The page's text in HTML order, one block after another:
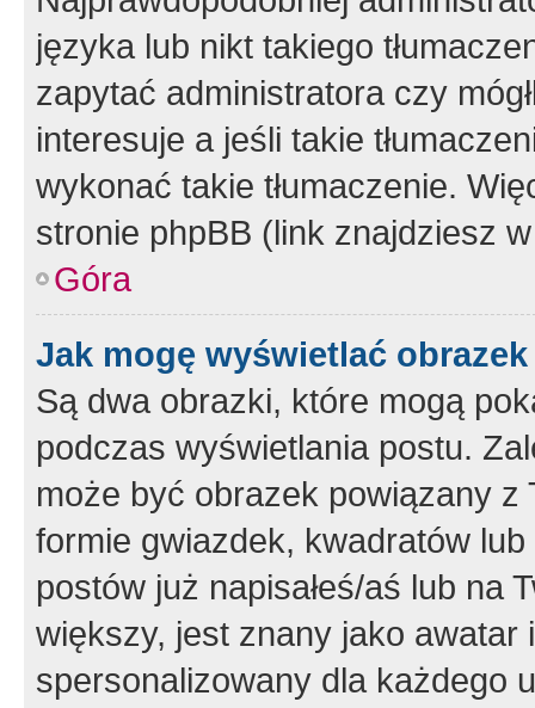
języka lub nikt takiego
zapytać administratora czy
interesuje a jeśli takie
wykonać takie tłumaczenie.
stronie phpBB (link znajdziesz
Góra
Jak mogę wyświetlać
Są dwa obrazki, które mogą
podczas wyświetlania postu.
może być obrazek powiązany z
formie gwiazdek, kwadratów
postów już napisałeś/aś lub na
większy, jest znany jako
spersonalizowany dla każdego